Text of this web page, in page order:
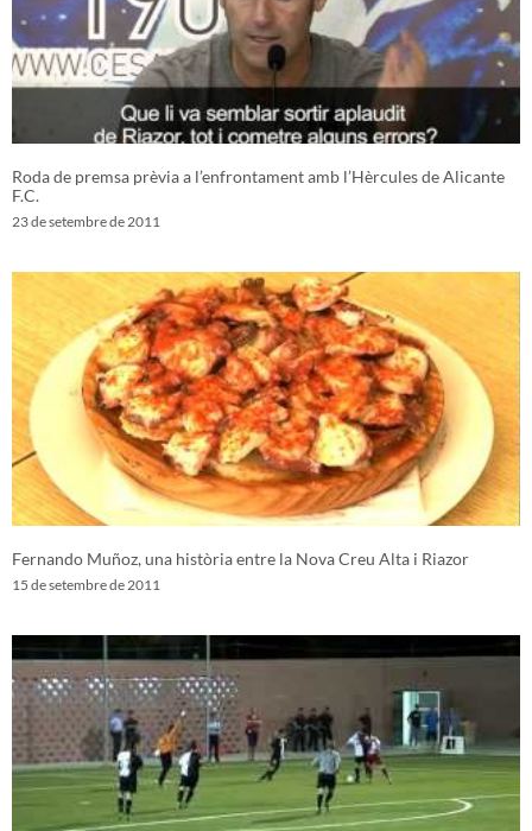
Roda de premsa prèvia a l’enfrontament amb l’Hèrcules de Alicante
F.C.
23 de setembre de 2011
Fernando Muñoz, una història entre la Nova Creu Alta i Riazor
15 de setembre de 2011